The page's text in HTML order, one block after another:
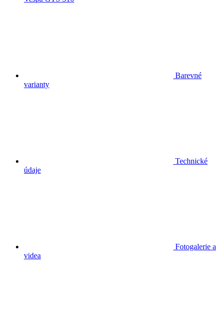
Barevné
varianty
Technické
údaje
Fotogalerie a
videa